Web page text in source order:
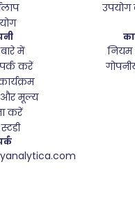
में
करें
और मूल्य
करें
नियम